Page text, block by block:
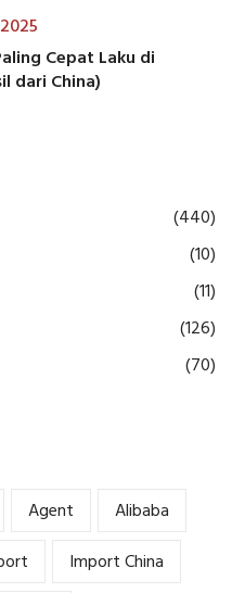
Cepat Laku di
dari China)
(440)
(10)
(11)
(126)
(70)
Agent
Alibaba
Import China